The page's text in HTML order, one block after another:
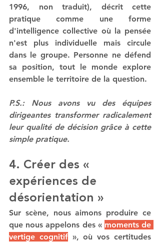
1996, non traduit), décrit cette
pratique comme une forme
d'intelligence collective où la pensée
n'est plus individuelle mais circule
dans le groupe. Personne ne défend
sa position, tout le monde explore
ensemble le territoire de la question.
P.S.: Nous avons vu des équipes
dirigeantes transformer radicalement
leur qualité de décision grâce à cette
simple pratique.
4. Créer des «
expériences de
désorientation »
Sur scène, nous aimons produire ce
que nous appelons des « moments de
vertige cognitif », où vos certitudes